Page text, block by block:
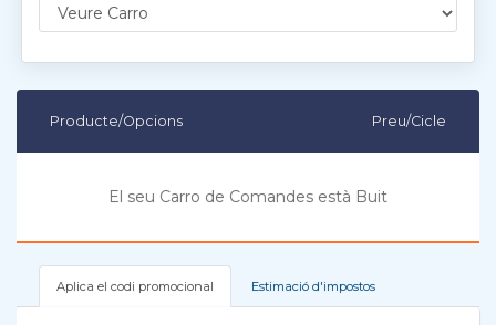
Producte/Opcions Preu/Cicle
El seu Carro de Comandes està Buit
Aplica el codi promocional Estimació d'impostos